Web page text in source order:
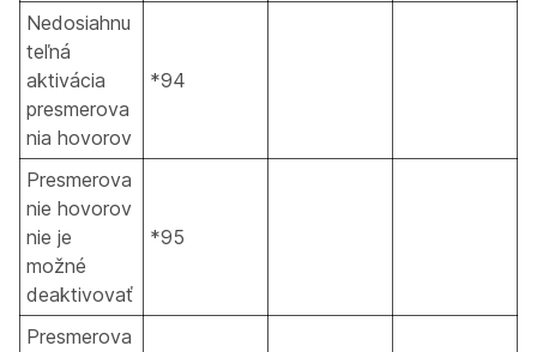
Nedosiahnu
teľná
aktivácia
presmerova
nia hovorov
*94
Presmerova
nie hovorov
nie je
možné
deaktivovať
*95
Presmerova